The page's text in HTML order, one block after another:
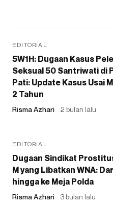
EDITORIAL
5W1H: Dugaan Kasus
Seksual 50 Santriwati di
Pati: Update Kasus Usai
2 Tahun
Risma Azhari 2 bulan lalu
EDITORIAL
Dugaan Sindikat
M yang Libatkan WNA:
hingga ke Meja Polda
Risma Azhari 3 bulan lalu